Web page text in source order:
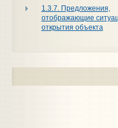
1.3.7. Предложения,
отображающие
открытия объекта